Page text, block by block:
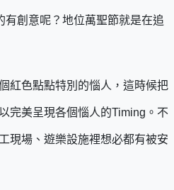
有創意呢？地位萬聖節就是在追
紅色點點特別的惱人，這時候把
完美呈現各個惱人的Timing。不
現場、遊樂設施裡想必都有被安